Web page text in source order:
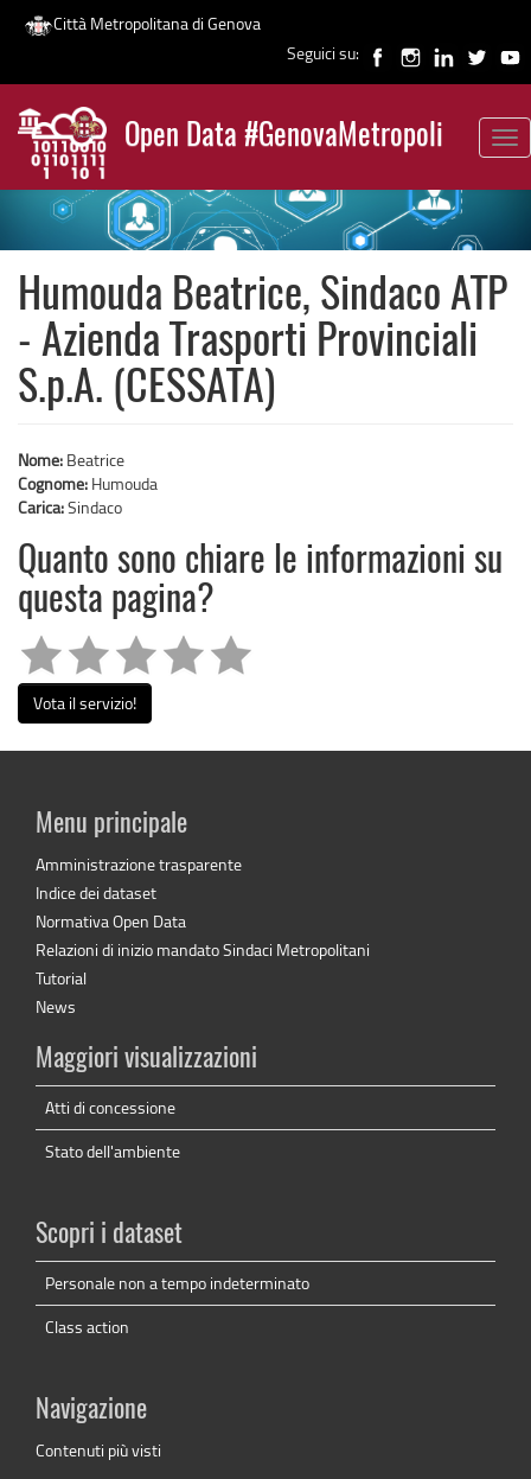
Salta
contenuto
principale
Città Metropolitana di Genova
Seguici su:
Open Data #GenovaMetropoli
News
Humouda Beatrice, Sindaco ATP
- Azienda Trasporti Provinciali
S.p.A. (CESSATA)
Nome: Beatrice
Cognome: Humouda
Carica:Sindaco
Quanto sono chiare le informazioni su
questa pagina?
Vota il servizio!
Menu principale
Amministrazione trasparente
Indice dei dataset
Normativa Open Data
Relazioni di inizio mandato Sindaci Metropolitani
Tutorial
News
Maggiori visualizzazioni
Atti di concessione
Stato dell'ambiente
Scopri i dataset
Personale non a tempo indeterminato
Class action
Navigazione
Contenuti più visti